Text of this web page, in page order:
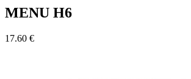
MENU H6
17.60 €